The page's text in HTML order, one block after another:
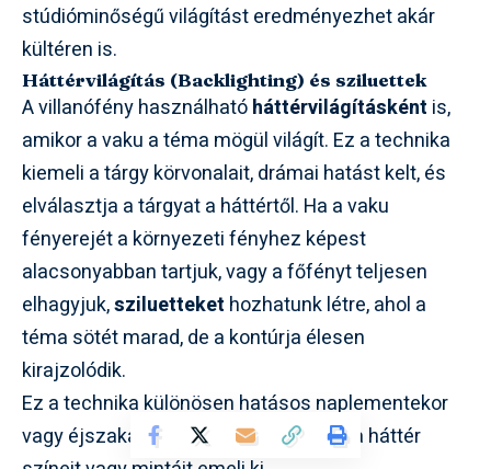
stúdióminőségű világítást eredményezhet akár
kültéren is.
Háttérvilágítás (Backlighting) és sziluettek
A villanófény használhatóháttérvilágításként is,
amikor a vaku a téma mögül világít. Ez a technika
kiemeli a tárgy körvonalait, drámai hatást kelt, és
elválasztja a tárgyat a háttértől. Ha a vaku
fényerejét a környezeti fényhez képest
alacsonyabban tartjuk, vagy a főfényt teljesen
elhagyjuk,sziluetteket hozhatunk létre, ahol a
téma sötét marad, de a kontúrja élesen
kirajzolódik.
Ez a technika különösen hatásos naplementekor
vagy éjszakai fotózásnál, ahol a vaku a háttér